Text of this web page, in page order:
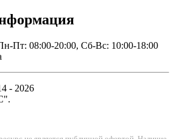
Пт: 08:00-20:00, Сб-Вс: 10:00-18:00
- 2026